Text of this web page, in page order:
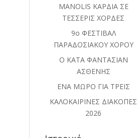
MANOLIS ΚΑΡΔΙΑ ΣΕ
ΤΕΣΣΕΡΙΣ ΧΟΡΔΕΣ
9ο ΦΕΣΤΙΒΑΛ
ΠΑΡΑΔΟΣΙΑΚΟΥ ΧΟΡΟΥ
Ο ΚΑΤΑ ΦΑΝΤΑΣΙΑΝ
ΑΣΘΕΝΗΣ
ΕΝΑ ΜΩΡΟ ΓΙΑ ΤΡΕΙΣ
ΚΑΛΟΚΑΙΡΙΝΕΣ ΔΙΑΚΟΠΕΣ
2026